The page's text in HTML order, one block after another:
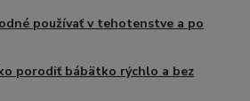
používať v tehotenstve a po
porodiť bábätko rýchlo a bez